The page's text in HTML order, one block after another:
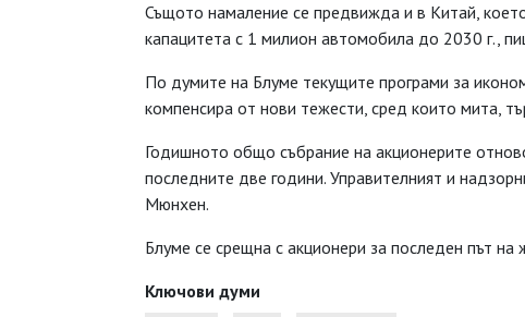
Същото намаление се предвижда и в Китай,
капацитета с 1 милион автомобила до 2030 г.,
По думите на Блуме текущите програми за
компенсира от нови тежести, сред които мита,
Годишното общо събрание на акционерите
последните две години. Управителният и
Мюнхен.
Блуме се срещна с акционери за последен път на
Ключови думи